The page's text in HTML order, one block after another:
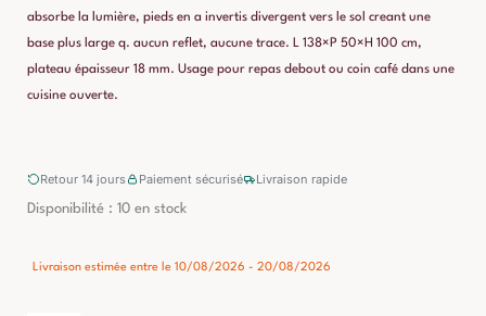
absorbe la lumière, pieds en a invertis divergent vers le sol creant une
base plus large q. aucun reflet, aucune trace. L 138×P 50×H 100 cm,
plateau épaisseur 18 mm. Usage pour repas debout ou coin café dans une
cuisine ouverte.
Retour 14 jours Paiement sécurisé Livraison rapide
Disponibilité : 10 en stock
Livraison estimée entre le 10/08/2026 - 20/08/2026
quantité
Table